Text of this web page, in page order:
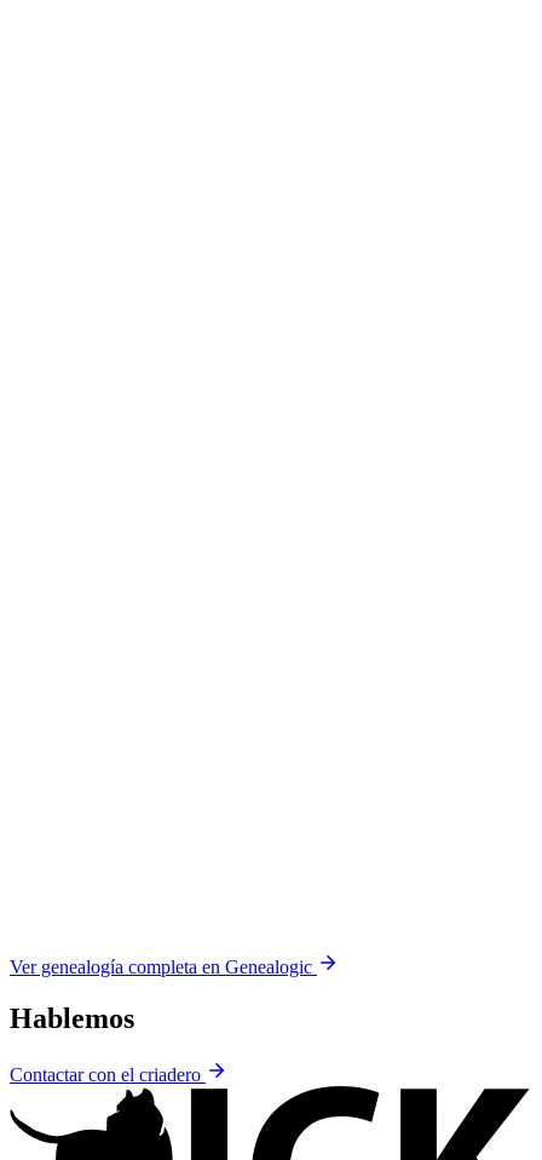
Ver genealogía completa en Genealogic
Hablemos
Contactar con el criadero